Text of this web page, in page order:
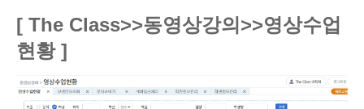
[ The Class>>동영상강의>>영상수업
현황 ]